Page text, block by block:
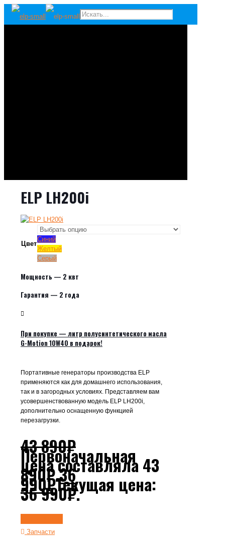
ELP LH200i
Цвет
Синий
Желтый
Серый
Мощность — 2 квт
Гарантия — 2 года
При покупке — литр полусинтетического масла
G-Motion 10W40 в подарок!
Портативные генераторы производства ELP
применяются как для домашнего использования,
так и в загородных условиях. Представляем вам
усовершенствованную модель ELP LH200i,
дополнительно оснащенную функцией
перезагрузки.
43 890₽
Первоначальная
цена составляла 43
890₽.36
990₽Текущая цена:
36 990₽.
Запчасти